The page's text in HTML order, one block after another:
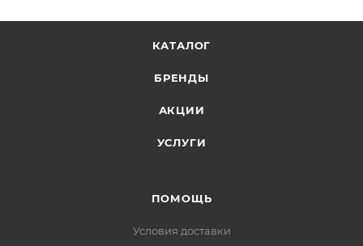
КАТАЛОГ
БРЕНДЫ
АКЦИИ
УСЛУГИ
ПОМОЩЬ
Условия доставки